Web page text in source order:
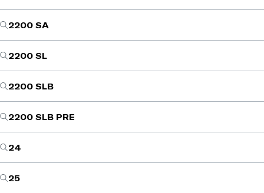
2200 SA
2200 SL
2200 SLB
2200 SLB PRE
24
25